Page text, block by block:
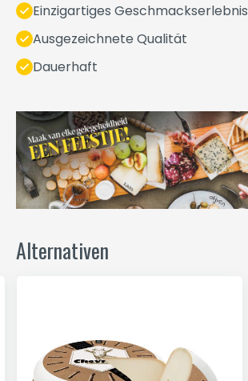
Einzigartiges Geschmackserlebnis
Ausgezeichnete Qualität
Dauerhaft
Alternativen